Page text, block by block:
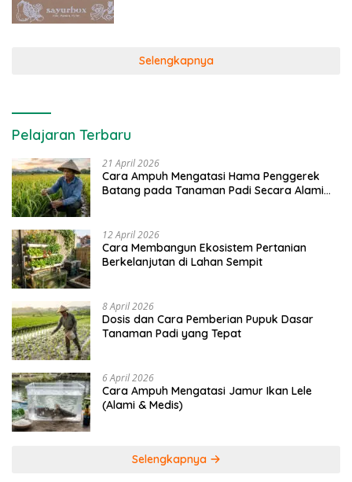
Selengkapnya
Pelajaran Terbaru
21 April 2026
Cara Ampuh Mengatasi Hama Penggerek
Batang pada Tanaman Padi Secara Alami
12 April 2026
Cara Membangun Ekosistem Pertanian
Berkelanjutan di Lahan Sempit
8 April 2026
Dosis dan Cara Pemberian Pupuk Dasar
Tanaman Padi yang Tepat
6 April 2026
Cara Ampuh Mengatasi Jamur Ikan Lele
(Alami & Medis)
Selengkapnya